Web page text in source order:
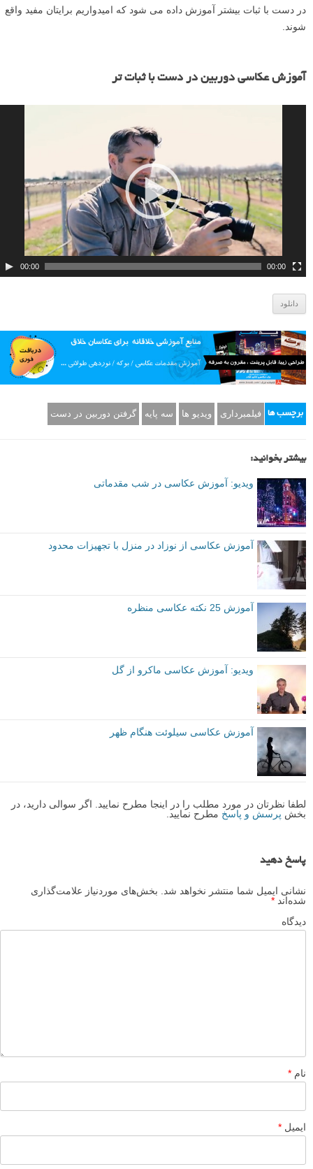
در دست با ثبات بیشتر آموزش داده می شود که امیدواریم برایتان مفید واقع
شوند.
آموزش عکاسی دوربین در دست با ثبات تر
و
ی
د
ی
و
00:00 00:00
دانلود
برچسب ها فیلمبرداری ویدیو ها سه پایه گرفتن دوربین در دست
بیشتر بخوانید:
ویدیو: آموزش عکاسی در شب مقدماتی
آموزش عکاسی از نوزاد در منزل با تجهیزات محدود
آموزش 25 نکته عکاسی منظره
ویدیو: آموزش عکاسی ماکرو از گل
آموزش عکاسی سیلوئت هنگام ظهر
لطفا نظرتان در مورد مطلب را در اینجا مطرح نمایید. اگر سوالی دارید، در
بخش پرسش و پاسخ مطرح نمایید.
پاسخ دهید
نشانی ایمیل شما منتشر نخواهد شد.
بخش‌های موردنیاز علامت‌گذاری
شده‌اند *
دیدگاه
نام *
ایمیل *